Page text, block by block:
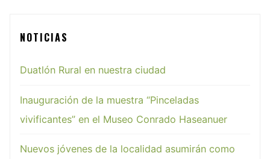
NOTICIAS
Duatlón Rural en nuestra ciudad
Inauguración de la muestra “Pinceladas
vivificantes” en el Museo Conrado Haseanuer
Nuevos jóvenes de la localidad asumirán como